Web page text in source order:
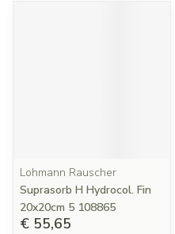
Lohmann Rauscher
Suprasorb H Hydrocol. Fin
20x20cm 5 108865
€ 55,65